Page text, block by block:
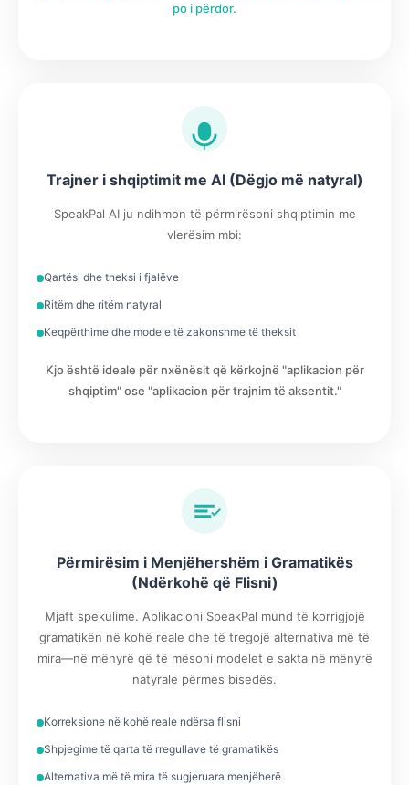
po i përdor.
Trajner i shqiptimit me AI (Dëgjo më natyral)
SpeakPal AI ju ndihmon të përmirësoni shqiptimin me
vlerësim mbi:
Qartësi dhe theksi i fjalëve
Ritëm dhe ritëm natyral
Keqpërthime dhe modele të zakonshme të theksit
Kjo është ideale për nxënësit që kërkojnë "aplikacion për
shqiptim" ose "aplikacion për trajnim të aksentit."
Përmirësim i Menjëhershëm i Gramatikës
(Ndërkohë që Flisni)
Mjaft spekulime. Aplikacioni SpeakPal mund të korrigjojë
gramatikën në kohë reale dhe të tregojë alternativa më të
mira—në mënyrë që të mësoni modelet e sakta në mënyrë
natyrale përmes bisedës.
Korreksione në kohë reale ndërsa flisni
Shpjegime të qarta të rregullave të gramatikës
Alternativa më të mira të sugjeruara menjëherë